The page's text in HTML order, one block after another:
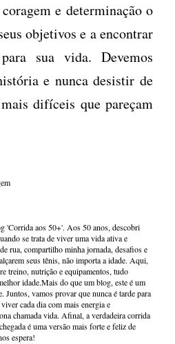
e determinação o
objetivos e a encontrar
sua vida. Devemos
e nunca desistir de
difíceis que pareçam
'Corrida aos 50+'. Aos 50 anos, descobri
se trata de viver uma vida ativa e
rua, compartilho minha jornada, desafios e
seus tênis, não importa a idade. Aqui,
treino, nutrição e equipamentos, tudo
idade.Mais do que um blog, este é um
Juntos, vamos provar que nunca é tarde para
cada dia com mais energia e
chamada vida. Afinal, a verdadeira corrida
é uma versão mais forte e feliz de
espera!